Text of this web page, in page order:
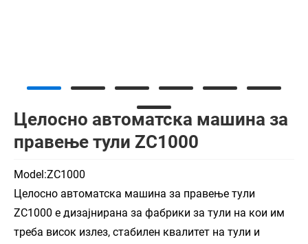
Целосно автоматска машина за
правење тули ZC1000
Model:ZC1000
Целосно автоматска машина за правење тули
ZC1000 е дизајнирана за фабрики за тули на кои им
треба висок излез, стабилен квалитет на тули и